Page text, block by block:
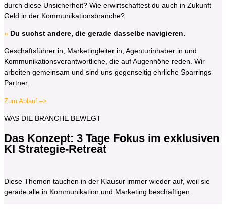
durch diese Unsicherheit? Wie erwirtschaftest du auch in Zukunft
Geld in der Kommunikationsbranche?
» Du suchst andere, die gerade dasselbe navigieren.
Geschäftsführer:in, Marketingleiter:in, Agenturinhaber:in und
Kommunikationsverantwortliche, die auf Augenhöhe reden. Wir
arbeiten gemeinsam und sind uns gegenseitig ehrliche Sparrings-
Partner.
Zum Ablauf –>
WAS DIE BRANCHE BEWEGT
Das Konzept: 3 Tage Fokus im exklusiven
KI Strategie-Retreat
Diese Themen tauchen in der Klausur immer wieder auf, weil sie
gerade alle in Kommunikation und Marketing beschäftigen.